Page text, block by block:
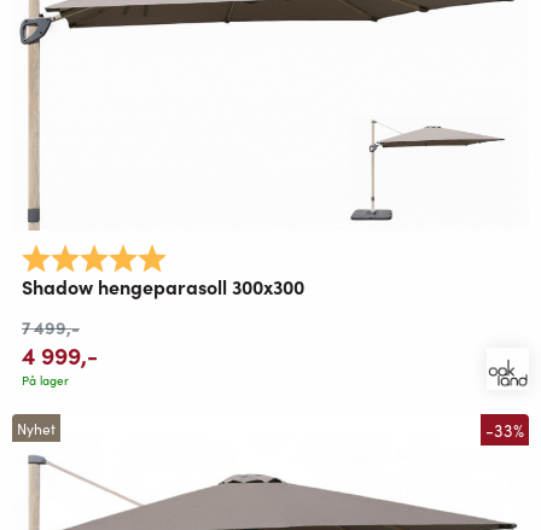
Karakter:
Shadow hengeparasoll 300x300
7 499,-
4 999,-
På lager
Nyhet -33%